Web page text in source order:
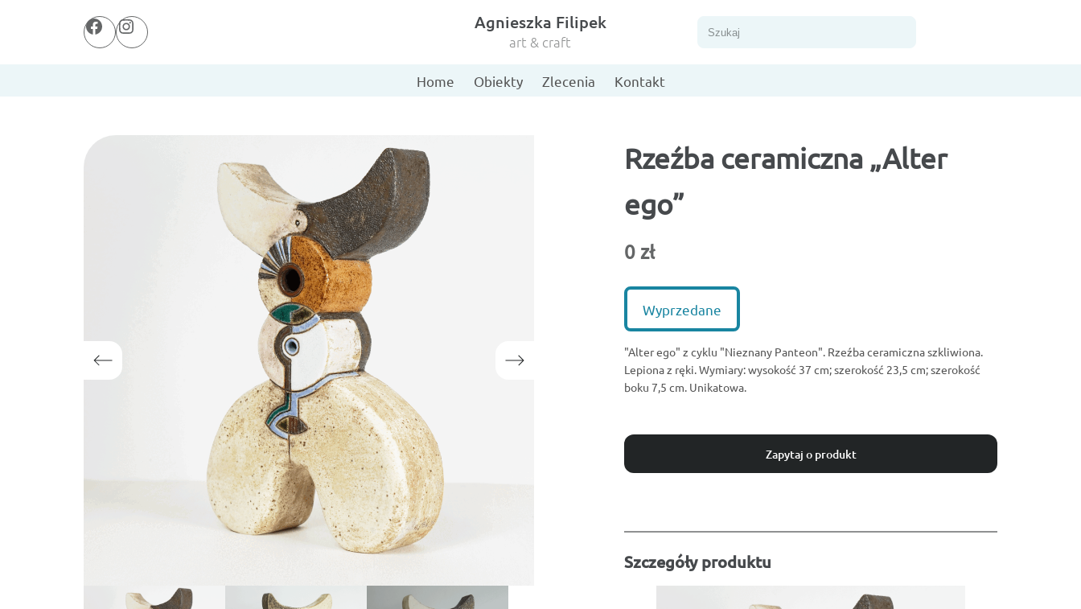
Facebook
Instagram Agnieszka Filipek
art & craft
Szukaj
Home Obiekty Zlecenia Kontakt
Rzeźba ceramiczna „Alter
ego”
0 zł
Wyprzedane
"Alter ego" z cyklu "Nieznany Panteon". Rzeźba ceramiczna szkliwiona.
Lepiona z ręki. Wymiary: wysokość 37 cm; szerokość 23,5 cm; szerokość
boku 7,5 cm. Unikatowa.
Zapytaj o produkt
Szczegóły produktu